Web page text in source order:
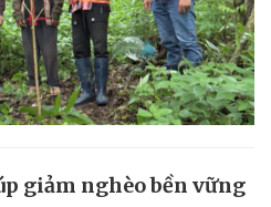
giảm nghèo bền vững